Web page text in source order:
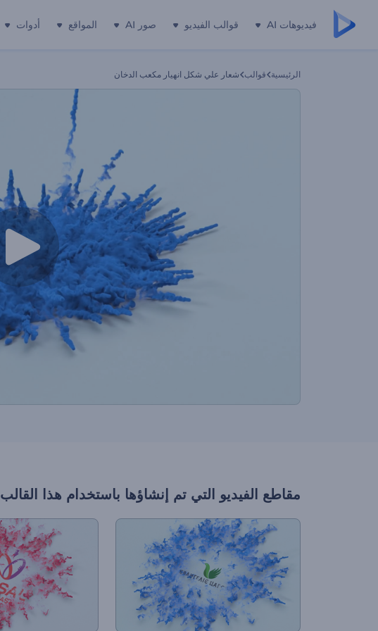
فيديوهات AI قوالب الفيديو صور AI المواقع أدوات
الرئيسية قوالب شعار علي شكل انهيار مكعب الدخان
مقاطع الفيديو التي تم إنشاؤها باستخدام هذا القالب